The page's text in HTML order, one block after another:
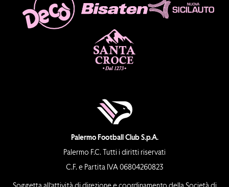
Palermo Football Club S.p.A.
Palermo F.C. Tutti i diritti riservati
C.F. e Partita IVA 06804260823